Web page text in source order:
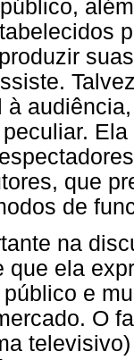
à
que
de
na
que ela
e
O